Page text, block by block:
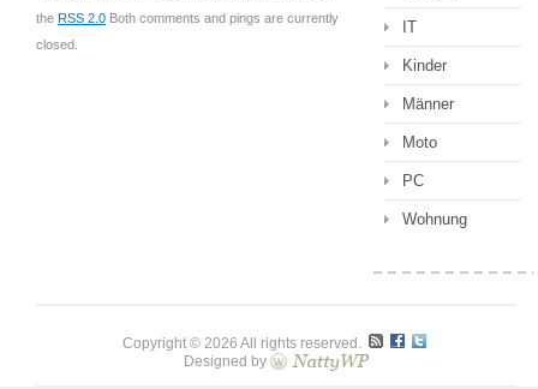
the RSS 2.0 Both comments and pings are currently
closed.
IT
Kinder
Männer
Moto
PC
Wohnung
Copyright © 2026 All rights reserved.
Designed by